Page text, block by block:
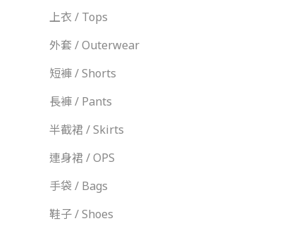
上衣 / Tops
外套 / Outerwear
短褲 / Shorts
長褲 / Pants
半截裙 / Skirts
連身裙 / OPS
手袋 / Bags
鞋子 / Shoes